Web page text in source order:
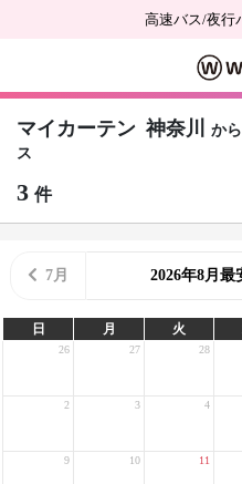
高速バス/夜行
マイカーテン 神奈川 から
ス
3 件
7月 2026年8月
日 月 火
26 27 28
2 3 4
9 10 11